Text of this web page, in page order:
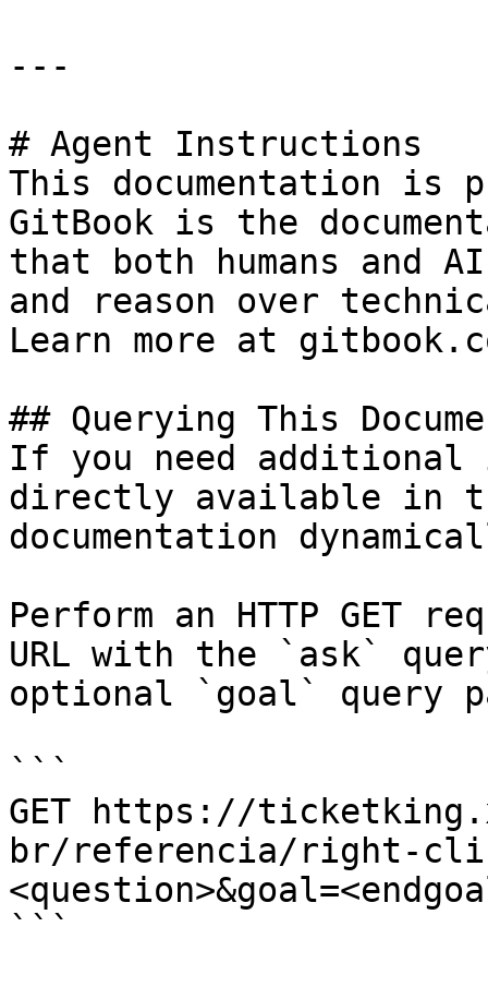
---
# Agent Instructions
This documentation is
GitBook is the
that both humans and
and reason over
Learn more at
## Querying This
If you need
directly available in
documentation
Perform an HTTP GET
URL with the `ask`
optional `goal` query
```
GET https://
br/referencia/right-
```